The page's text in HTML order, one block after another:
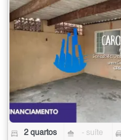
2 quartos - suíte